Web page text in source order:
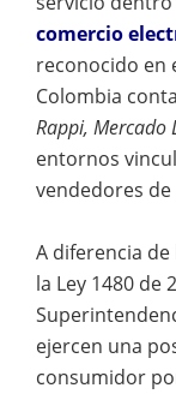
comercio
reconocido en
Colombia
Rappi, Mercado
entornos
vendedores
A diferencia
la Ley 1480 de
ejercen una
consumidor